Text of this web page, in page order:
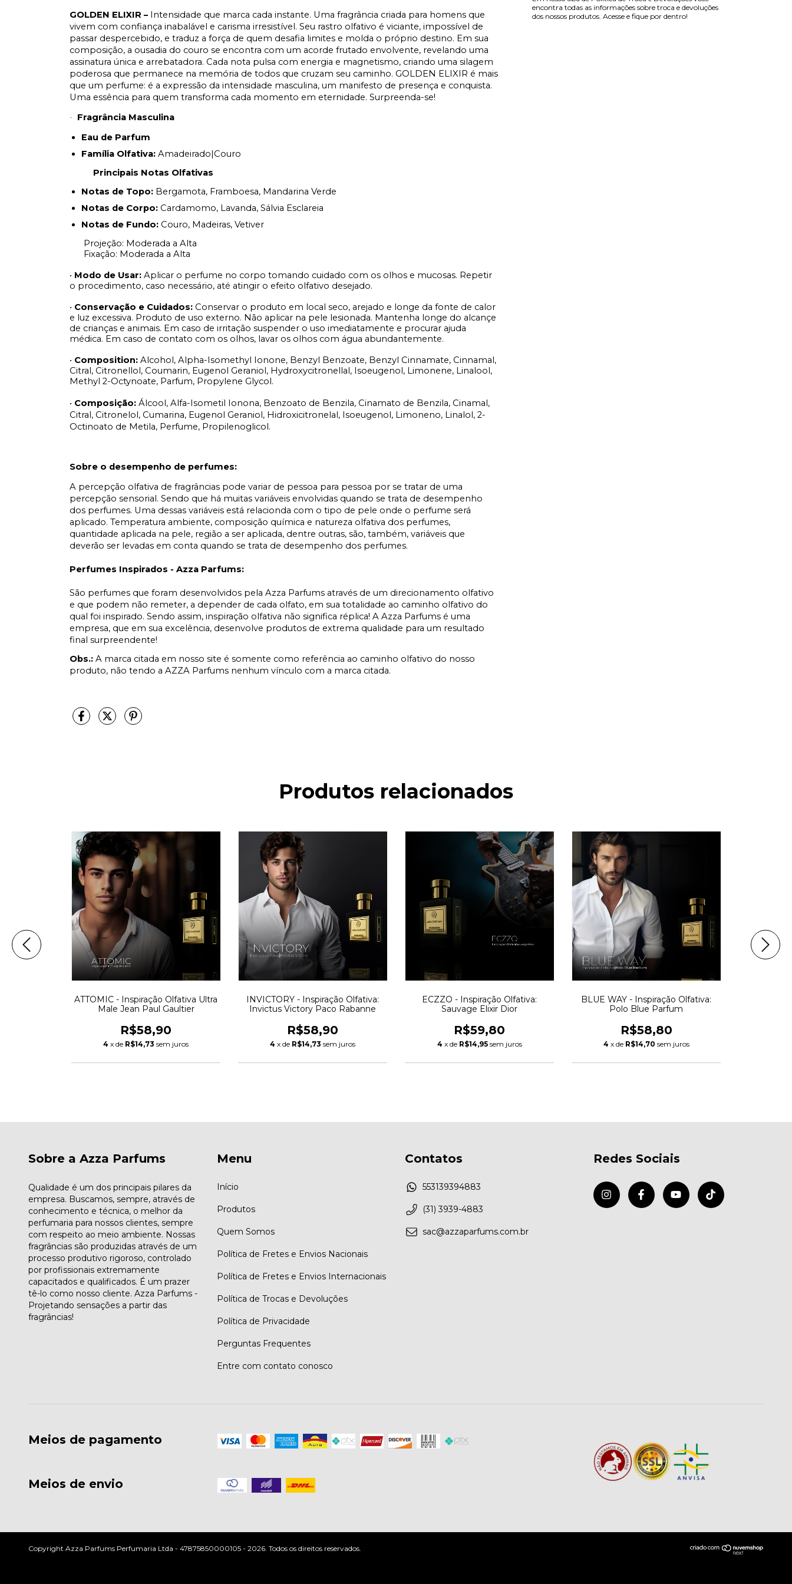
GOLDEN ELIXIR – Intensidade que marca cada instante. Uma fragrância criada para homens que
vivem com confiança inabalável e carisma irresistível. Seu rastro olfativo é viciante, impossível de
passar despercebido, e traduz a força de quem desafia limites e molda o próprio destino. Em sua
composição, a ousadia do couro se encontra com um acorde frutado envolvente, revelando uma
assinatura única e arrebatadora. Cada nota pulsa com energia e magnetismo, criando uma silagem
poderosa que permanece na memória de todos que cruzam seu caminho. GOLDEN ELIXIR é mais
que um perfume: é a expressão da intensidade masculina, um manifesto de presença e conquista.
Uma essência para quem transforma cada momento em eternidade. Surpreenda-se!
·
Fragrância Masculina
Eau de Parfum
Família Olfativa: Amadeirado|Couro
Principais Notas Olfativas
Notas de Topo: Bergamota, Framboesa, Mandarina Verde
Notas de Corpo: Cardamomo, Lavanda, Sálvia Esclareia
Notas de Fundo: Couro, Madeiras, Vetiver
Projeção: Moderada a Alta
Fixação: Moderada a Alta
• Modo de Usar: Aplicar o perfume no corpo tomando cuidado com os olhos e mucosas. Repetir
o procedimento, caso necessário, até atingir o efeito olfativo desejado.
• Conservação e Cuidados: Conservar o produto em local seco, arejado e longe da fonte de calor
e luz excessiva. Produto de uso externo. Não aplicar na pele lesionada. Mantenha longe do alcançe
de crianças e animais. Em caso de irritação suspender o uso imediatamente e procurar ajuda
médica. Em caso de contato com os olhos, lavar os olhos com água abundantemente.
• Composition: Alcohol, Alpha-Isomethyl Ionone, Benzyl Benzoate, Benzyl Cinnamate, Cinnamal,
Citral, Citronellol, Coumarin, Eugenol Geraniol, Hydroxycitronellal, Isoeugenol, Limonene, Linalool,
Methyl 2-Octynoate, Parfum, Propylene Glycol.
• Composição: Álcool, Alfa-Isometil Ionona, Benzoato de Benzila, Cinamato de Benzila, Cinamal,
Citral, Citronelol, Cumarina, Eugenol Geraniol, Hidroxicitronelal, Isoeugenol, Limoneno, Linalol, 2-
Octinoato de Metila, Perfume, Propilenoglicol.
Sobre o desempenho de perfumes:
A percepção olfativa de fragrâncias pode variar de pessoa para pessoa por se tratar de uma
percepção sensorial. Sendo que há muitas variáveis envolvidas quando se trata de desempenho
dos perfumes. Uma dessas variáveis está relacionda com o tipo de pele onde o perfume será
aplicado. Temperatura ambiente, composição química e natureza olfativa dos perfumes,
quantidade aplicada na pele, região a ser aplicada, dentre outras, são, também, variáveis que
deverão ser levadas em conta quando se trata de desempenho dos perfumes.
Perfumes Inspirados - Azza Parfums:
São perfumes que foram desenvolvidos pela Azza Parfums através de um direcionamento olfativo
e que podem não remeter, a depender de cada olfato, em sua totalidade ao caminho olfativo do
qual foi inspirado. Sendo assim, inspiração olfativa não significa réplica! A Azza Parfums é uma
empresa, que em sua excelência, desenvolve produtos de extrema qualidade para um resultado
final surpreendente!
Obs.: A marca citada em nosso site é somente como referência ao caminho olfativo do nosso
produto, não tendo a AZZA Parfums nenhum vínculo com a marca citada.
encontra todas as informações sobre troca e devoluções
dos nossos produtos. Acesse e fique por dentro!
Produtos relacionados
ATTOMIC - Inspiração Olfativa Ultra
Male Jean Paul Gaultier
R$58,90
4 x de R$14,73 sem juros
INVICTORY - Inspiração Olfativa:
Invictus Victory Paco Rabanne
R$58,90
4 x de R$14,73 sem juros
ECZZO - Inspiração Olfativa:
Sauvage Elixir Dior
R$59,80
4 x de R$14,95 sem juros
BLUE WAY - Inspiração Olfativa:
Polo Blue Parfum
R$58,80
4 x de R$14,70 sem juros
Sobre a Azza Parfums
Qualidade é um dos principais pilares da
empresa. Buscamos, sempre, através de
conhecimento e técnica, o melhor da
perfumaria para nossos clientes, sempre
com respeito ao meio ambiente. Nossas
fragrâncias são produzidas através de um
processo produtivo rigoroso, controlado
por profissionais extremamente
capacitados e qualificados. É um prazer
tê-lo como nosso cliente. Azza Parfums -
Projetando sensações a partir das
fragrâncias!
Menu
Início
Produtos
Quem Somos
Política de Fretes e Envios Nacionais
Política de Fretes e Envios Internacionais
Política de Trocas e Devoluções
Política de Privacidade
Perguntas Frequentes
Entre com contato conosco
Contatos
553139394883
(31) 3939-4883
sac@azzaparfums.com.br
Redes Sociais
Meios de pagamento
Meios de envio
Copyright Azza Parfums Perfumaria Ltda - 47875850000105 - 2026. Todos os direitos reservados.